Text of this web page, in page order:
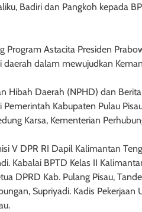
Badiri dan Pangkoh kepada
Program Astacita Presiden
dalam mewujudkan
Hibah Daerah (NPHD) dan
Kabupaten Pulau
Karsa, Kementerian
V DPR RI Dapil Kalimantan
Kabalai BPTD Kelas II
DPRD Kab. Pulang Pisau,
Supriyadi. Kadis